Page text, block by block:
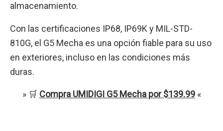
almacenamiento.
Con las certificaciones IP68, IP69K y MIL-STD-
810G, el G5 Mecha es una opción fiable para su uso
en exteriores, incluso en las condiciones más
duras.
» 🛒 Compra UMIDIGI G5 Mecha por $139.99«